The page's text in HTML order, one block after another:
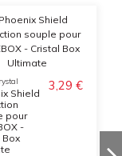
Shield
pour
-
Box
3,29 €